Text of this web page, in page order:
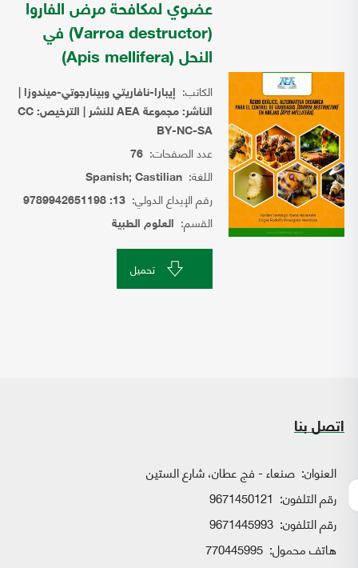
عضوي لمكافحة مرض الفاروا
(Varroa destructor) في
النحل (Apis mellifera)
الكاتب: إيبارا-نافاريتي وبينارجوتي-ميندوزا |
الناشر: مجموعة AEA للنشر | الترخيص: CC
BY-NC-SA
عدد الصفحات: 76
اللغة: Spanish; Castilian
رقم الإيداع الدولي: 13: 9789942651198
القسم: العلوم الطبية
تحميل
اتصل بنا
العنوان: صنعاء - فج عطان، شارع الستين
رقم التلفون: 9671450121
رقم التلفون: 9671445993
هاتف محمول: 770445995